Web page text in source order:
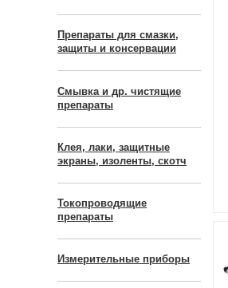
Препараты для смазки,
защиты и консервации
Смывка и др. чистящие
препараты
Клея, лаки, защитные
экраны, изоленты, скотч
Токопроводящие
препараты
Измерительные приборы